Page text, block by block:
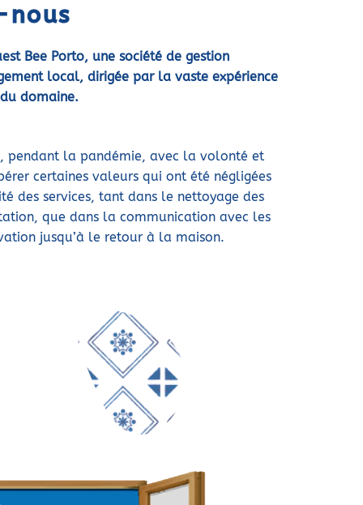
nous
Bee Porto, une société de gestion
local, dirigée par la vaste expérience
domaine.
pendant la pandémie, avec la volonté et
certaines valeurs qui ont été négligées
des services, tant dans le nettoyage des
que dans la communication avec les
jusqu’à le retour à la maison.